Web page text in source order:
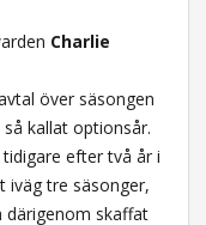
Charlie
över säsongen
kallat optionsår.
efter två år i
iväg tre säsonger,
därigenom skaffat